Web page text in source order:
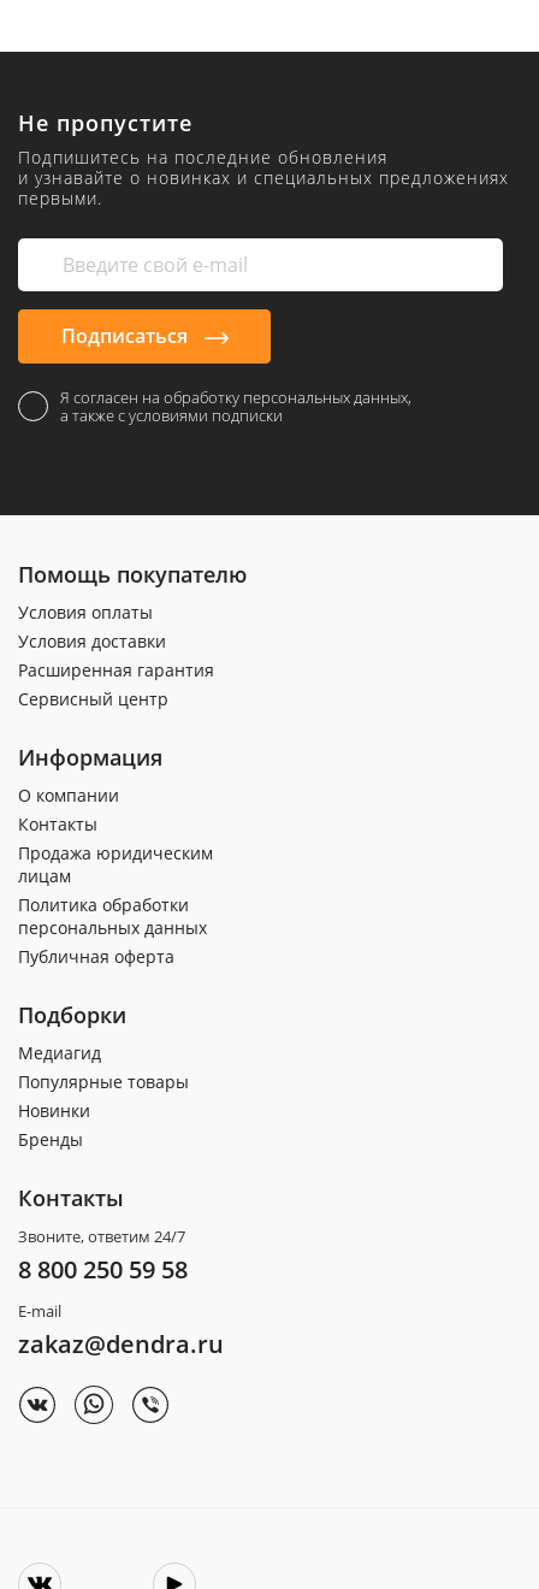
Не пропустите
Подпишитесь на последние обновления
и узнавайте о новинках и специальных предложениях
первыми.
Подписаться
Я согласен на обработку персональных данных,
а также с условиями подписки
Помощь покупателю
Условия оплаты
Условия доставки
Расширенная гарантия
Сервисный центр
Информация
О компании
Контакты
Продажа юридическим
лицам
Политика обработки
персональных данных
Публичная оферта
Подборки
Медиагид
Популярные товары
Новинки
Бренды
Контакты
Звоните, ответим 24/7
8 800 250 59 58
E-mail
zakaz@dendra.ru